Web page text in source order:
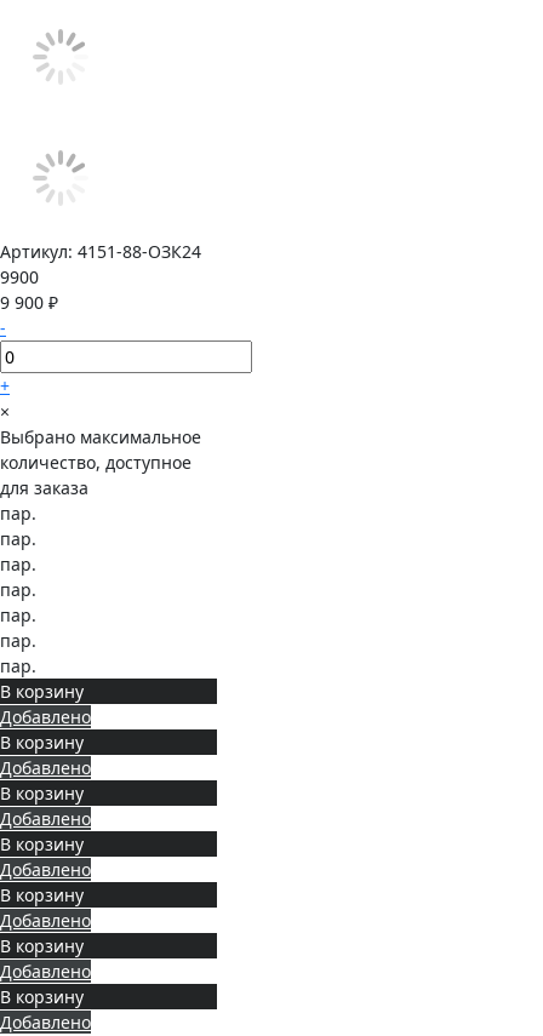
Артикул: 4151-88-ОЗК24
9900
9 900 ₽
-
+
×
Выбрано максимальное
количество, доступное
для заказа
пар.
пар.
пар.
пар.
пар.
пар.
пар.
В корзину
Добавлено
В корзину
Добавлено
В корзину
Добавлено
В корзину
Добавлено
В корзину
Добавлено
В корзину
Добавлено
В корзину
Добавлено